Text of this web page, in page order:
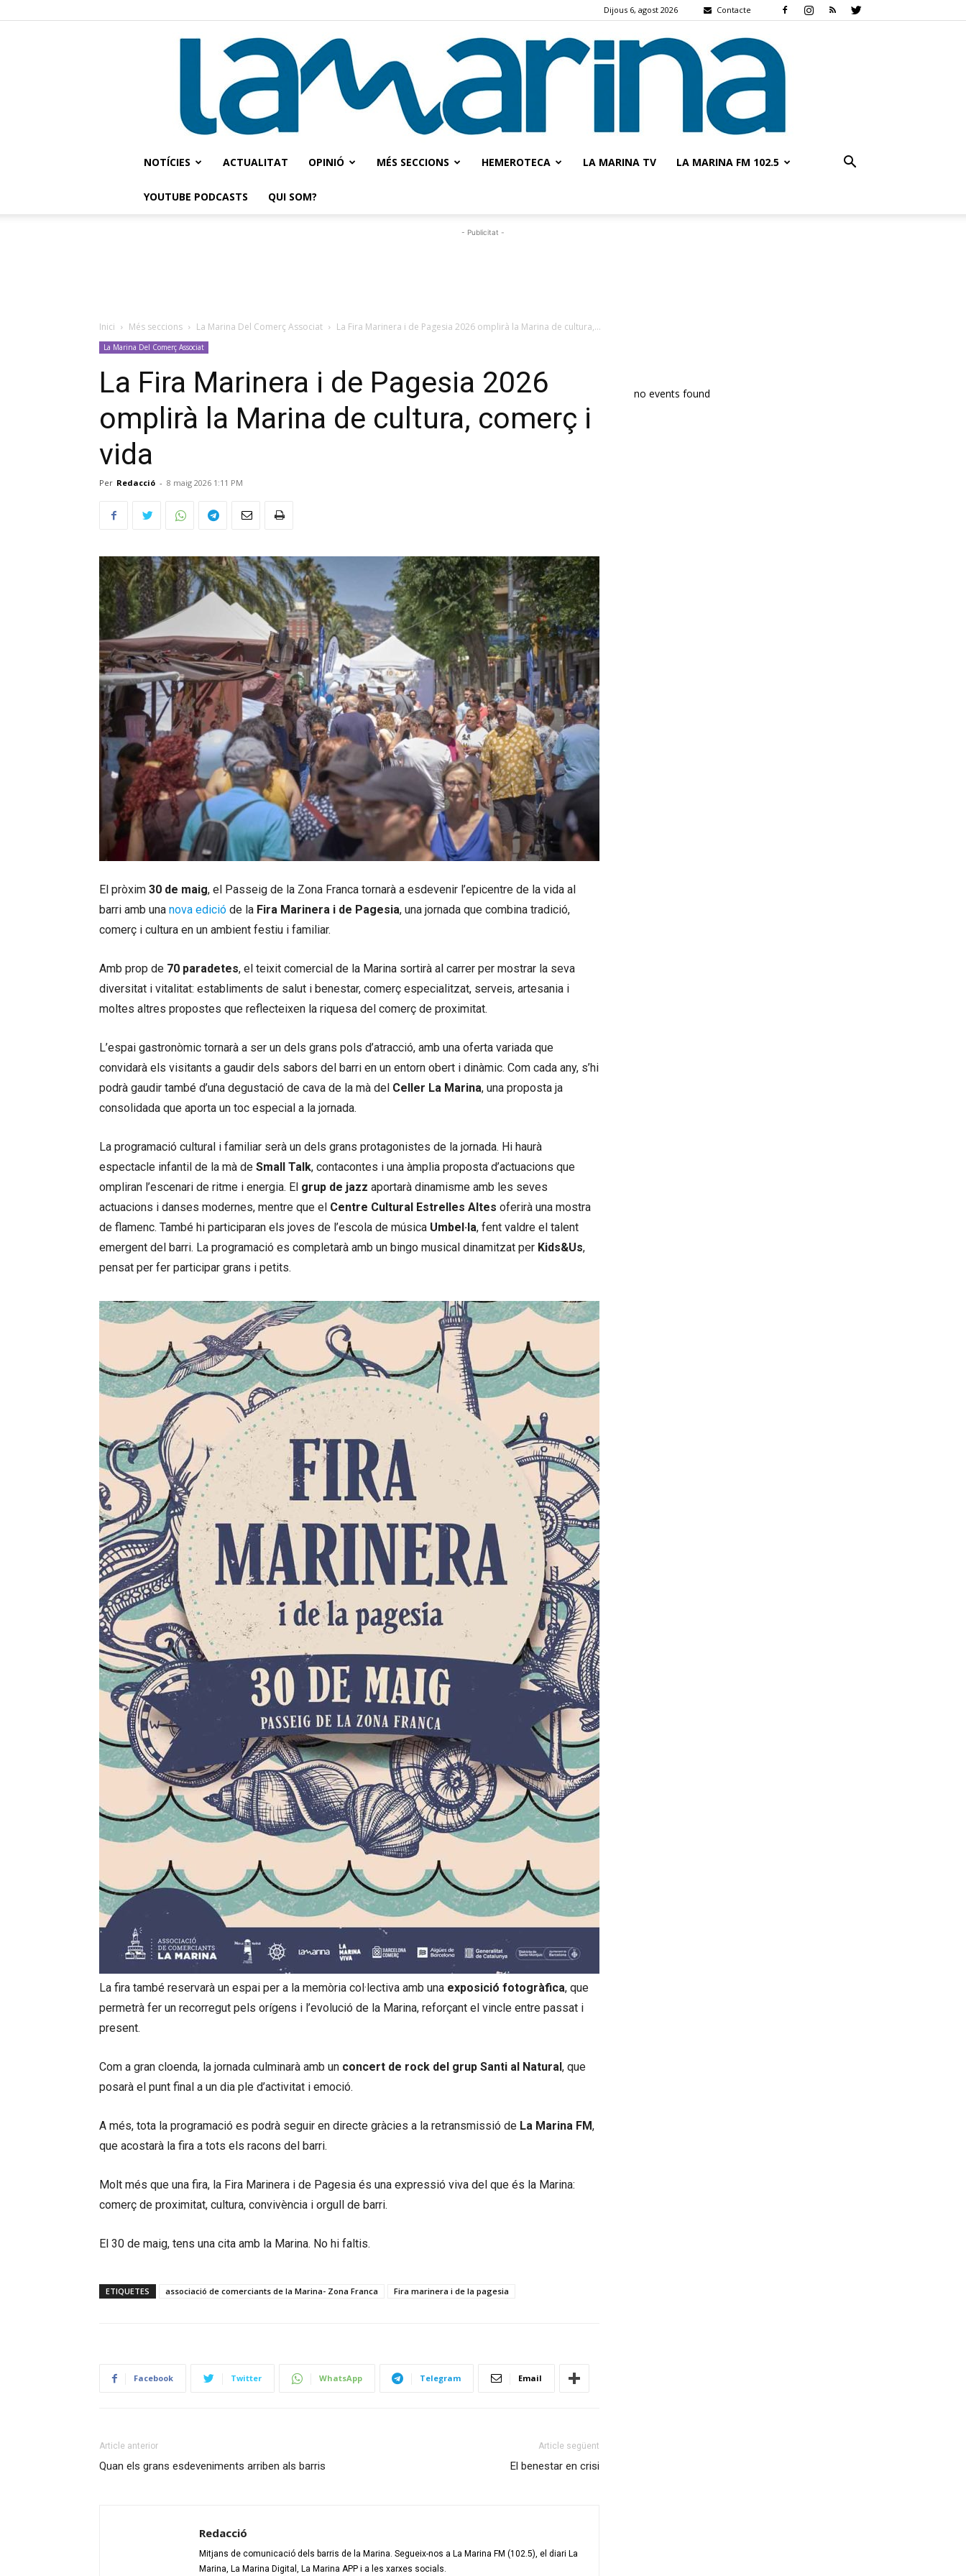
Dijous 6, agost 2026 Contacte
NOTÍCIES ACTUALITAT OPINIÓ MÉS SECCIONS HEMEROTECA LA MARINA TV LA MARINA FM 102.5
YOUTUBE PODCASTS QUI SOM?
- Publicitat -
Inici Més seccions La Marina Del Comerç Associat La Fira Marinera i de Pagesia 2026 omplirà la Marina de cultura,...
La Marina Del Comerç Associat
La Fira Marinera i de Pagesia 2026
omplirà la Marina de cultura, comerç i
vida
Per Redacció - 8 maig 2026 1:11 PM
El pròxim 30 de maig, el Passeig de la Zona Franca tornarà a esdevenir l’epicentre de la vida al
barri amb una nova edició de la Fira Marinera i de Pagesia, una jornada que combina tradició,
comerç i cultura en un ambient festiu i familiar.
Amb prop de 70 paradetes, el teixit comercial de la Marina sortirà al carrer per mostrar la seva
diversitat i vitalitat: establiments de salut i benestar, comerç especialitzat, serveis, artesania i
moltes altres propostes que reflecteixen la riquesa del comerç de proximitat.
L’espai gastronòmic tornarà a ser un dels grans pols d’atracció, amb una oferta variada que
convidarà els visitants a gaudir dels sabors del barri en un entorn obert i dinàmic. Com cada any, s’hi
podrà gaudir també d’una degustació de cava de la mà del Celler La Marina, una proposta ja
consolidada que aporta un toc especial a la jornada.
La programació cultural i familiar serà un dels grans protagonistes de la jornada. Hi haurà
espectacle infantil de la mà de Small Talk, contacontes i una àmplia proposta d’actuacions que
ompliran l’escenari de ritme i energia. El grup de jazz aportarà dinamisme amb les seves
actuacions i danses modernes, mentre que el Centre Cultural Estrelles Altes oferirà una mostra
de flamenc. També hi participaran els joves de l’escola de música Umbel·la, fent valdre el talent
emergent del barri. La programació es completarà amb un bingo musical dinamitzat per Kids&Us,
pensat per fer participar grans i petits.
La fira també reservarà un espai per a la memòria col·lectiva amb una exposició fotogràfica, que
permetrà fer un recorregut pels orígens i l’evolució de la Marina, reforçant el vincle entre passat i
present.
Com a gran cloenda, la jornada culminarà amb un concert de rock del grup Santi al Natural, que
posarà el punt final a un dia ple d’activitat i emoció.
A més, tota la programació es podrà seguir en directe gràcies a la retransmissió de La Marina FM,
que acostarà la fira a tots els racons del barri.
Molt més que una fira, la Fira Marinera i de Pagesia és una expressió viva del que és la Marina:
comerç de proximitat, cultura, convivència i orgull de barri.
El 30 de maig, tens una cita amb la Marina. No hi faltis.
ETIQUETES associació de comerciants de la Marina- Zona Franca Fira marinera i de la pagesia
Facebook Twitter WhatsApp Telegram Email
Article anterior
Quan els grans esdeveniments arriben als barris
Article següent
El benestar en crisi
Redacció
Mitjans de comunicació dels barris de la Marina. Segueix-nos a La Marina FM (102.5), el diari La
Marina, La Marina Digital, La Marina APP i a les xarxes socials.
no events found